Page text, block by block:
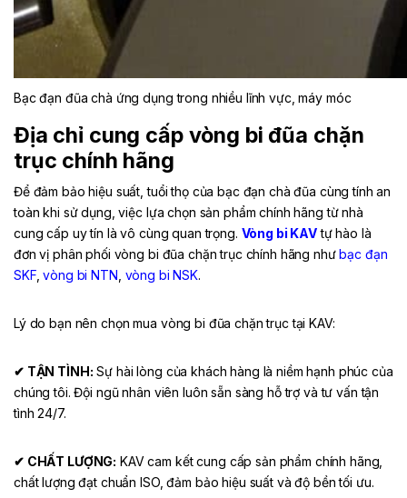
Bạc đạn đũa chà ứng dụng trong nhiều lĩnh vực, máy móc
Địa chỉ cung cấp vòng bi đũa chặn
trục chính hãng
Để đảm bảo hiệu suất, tuổi thọ của bạc đạn chà đũa cùng tính an
toàn khi sử dụng, việc lựa chọn sản phẩm chính hãng từ nhà
cung cấp uy tín là vô cùng quan trọng. Vòng bi KAVtự hào là
đơn vị phân phối vòng bi đũa chặn trục chính hãng nhưbạc đạn
SKF,vòng bi NTN vòng bi NSK.
Lý do bạn nên chọn mua vòng bi đũa chặn trục tại KAV:
✔ TẬN TÌNH: Sự hài lòng của khách hàng là niềm hạnh phúc của
chúng tôi. Đội ngũ nhân viên luôn sẵn sàng hỗ trợ và tư vấn tận
tình 24/7.
✔ CHẤT LƯỢNG: KAV cam kết cung cấp sản phẩm chính hãng,
chất lượng đạt chuẩn ISO, đảm bảo hiệu suất và độ bền tối ưu.